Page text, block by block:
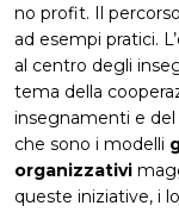
no profit. Il
ad esempi pratici.
al centro degli
tema della
insegnamenti e del
che sono i modelli
organizzativi
queste iniziative, i